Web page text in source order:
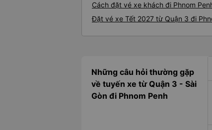
Cách đặt vé xe khách đi Phnom
Đặt vé xe Tết 2027 từ Quận 3 đi
Những câu hỏi thường gặp
về tuyến xe từ Quận 3 - Sài
Gòn đi Phnom Penh